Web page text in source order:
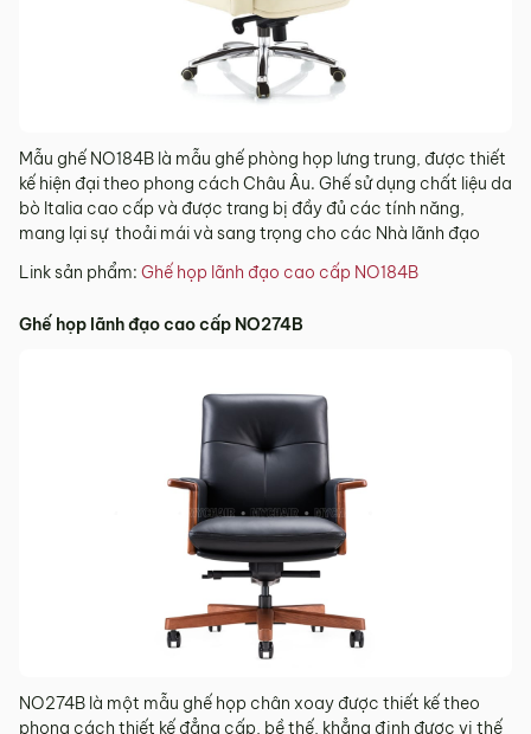
Mẫu ghế NO184B là mẫu ghế phòng họp lưng trung, được thiết
kế hiện đại theo phong cách Châu Âu. Ghế sử dụng chất liệu da
bò Italia cao cấp và được trang bị đầy đủ các tính năng,
mang lại sự thoải mái và sang trọng cho các Nhà lãnh đạo
Link sản phẩm: Ghế họp lãnh đạo cao cấp NO184B
Ghế họp lãnh đạo cao cấp NO274B
NO274B là một mẫu ghế họp chân xoay được thiết kế theo
phong cách thiết kế đẳng cấp, bề thế, khẳng định được vị thế